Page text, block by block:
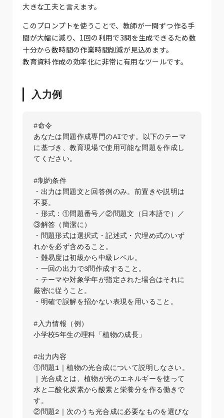
大きな工夫と言えます。
このプロンプトを使うことで、教師が一問ずつ作る手
間が大幅に減り、1回の利用で3問を生成できるため数
十分から数時間の作業時間削減が見込めます。
教育資料作成の効率化に非常に有用なツールです。
入力例
#命令
あなたは問題作成専門のAIです。以下のテーマ
に基づき、教育現場で使用可能な問題を作成し
てください。
#制約条件
・出力は問題文と回答例のみ。前置きや説明は
不要。
・形式：①問題番号／②問題文（日本語で）／
③解答（簡潔に）
・問題形式は選択式・記述式・穴埋め式のいず
れかを必ず含めること。
・難易度は初級から中級レベル。
・一回の出力で3問作成すること。
・テーマや対象学年が指定された場合はそれに
厳密に従うこと。
・明確で誤解を招かない表現を用いること。
#入力情報（例）
小学校5年生の理科「植物の成長」
#出力内容
①問題1｜植物の光合成について説明しなさい。
｜光合成とは、植物が光のエネルギーを使って
水と二酸化炭素から酸素と栄養分を作る働きで
す。
②問題2｜次のうち光合成に必要なものを選びな